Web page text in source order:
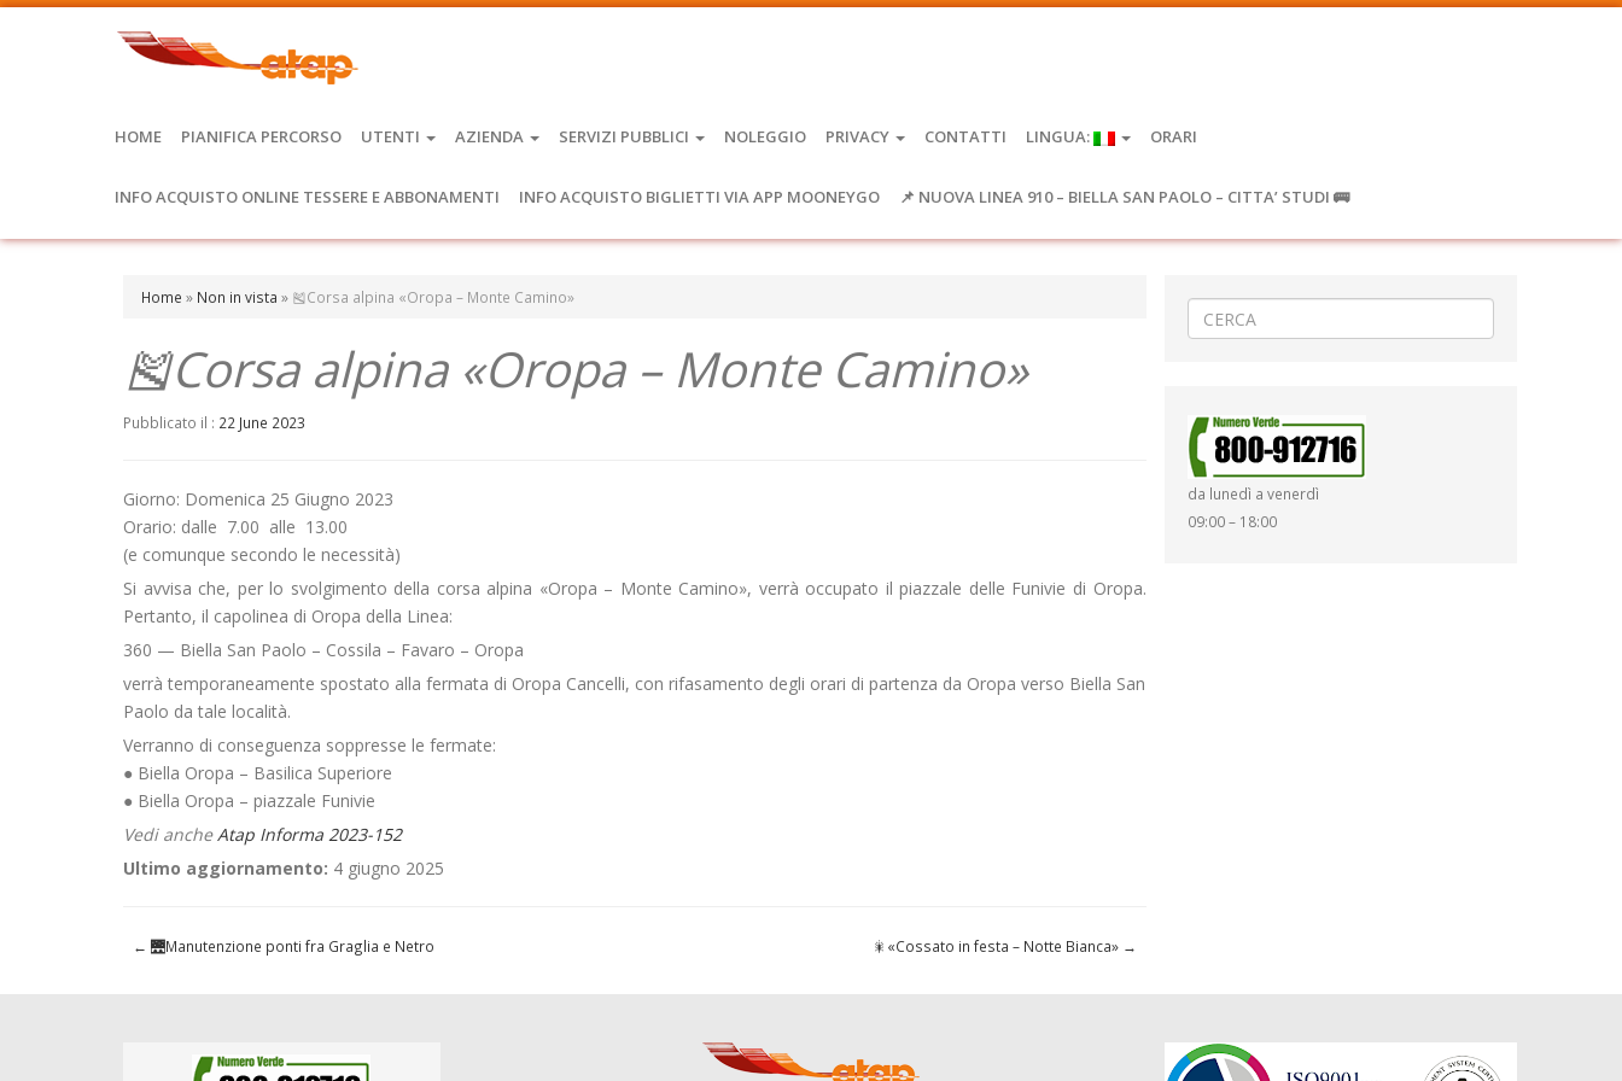
HOME PIANIFICA PERCORSO UTENTI AZIENDA SERVIZI PUBBLICI NOLEGGIO PRIVACY CONTATTI LINGUA: ORARI
INFO ACQUISTO ONLINE TESSERE E ABBONAMENTI INFO ACQUISTO BIGLIETTI VIA APP MOONEYGO 📌 NUOVA LINEA 910 – BIELLA SAN PAOLO – CITTA’ STUDI 🚌
Home » Non in vista » 🎽Corsa alpina «Oropa – Monte Camino»
🎽Corsa alpina «Oropa – Monte Camino»
Pubblicato il : 22 June 2023
Giorno: Domenica 25 Giugno 2023
Orario: dalle 7.00 alle 13.00
(e comunque secondo le necessità)
Si avvisa che, per lo svolgimento della corsa alpina «Oropa – Monte Camino», verrà occupato il piazzale delle Funivie di Oropa.
Pertanto, il capolinea di Oropa della Linea:
360 — Biella San Paolo – Cossila – Favaro – Oropa
verrà temporaneamente spostato alla fermata di Oropa Cancelli, con rifasamento degli orari di partenza da Oropa verso Biella San
Paolo da tale località.
Verranno di conseguenza soppresse le fermate:
● Biella Oropa – Basilica Superiore
● Biella Oropa – piazzale Funivie
Vedi ancheAtap Informa 2023-152
Ultimo aggiornamento: 4 giugno 2025
← 🌉Manutenzione ponti fra Graglia e Netro 🎇«Cossato in festa – Notte Bianca» →
da lunedì a venerdì
09:00 – 18:00